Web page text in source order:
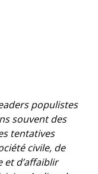
populistes
souvent des
tentatives
civile, de
d’affaiblir